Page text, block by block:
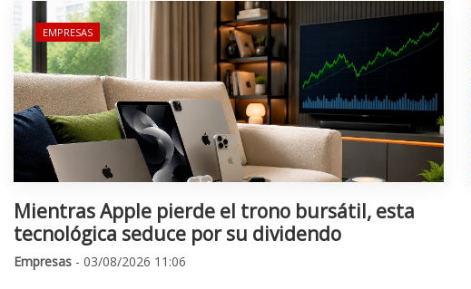
EMPRESAS
Mientras Apple pierde el trono bursátil, esta
tecnológica seduce por su dividendo
Empresas - 03/08/2026 11:06